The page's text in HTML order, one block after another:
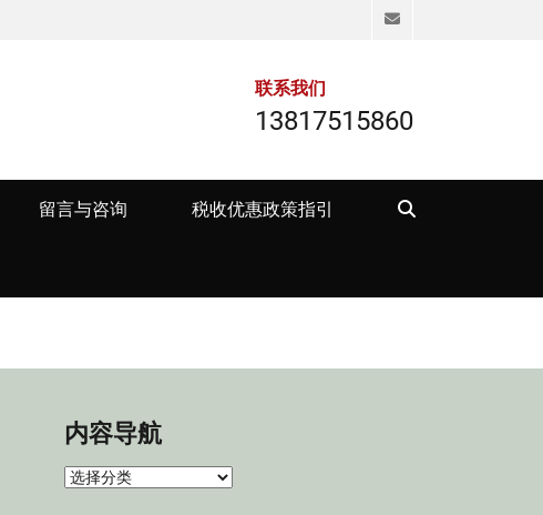
Email
联系我们
13817515860
留言与咨询 税收优惠政策指引
内容导航
内